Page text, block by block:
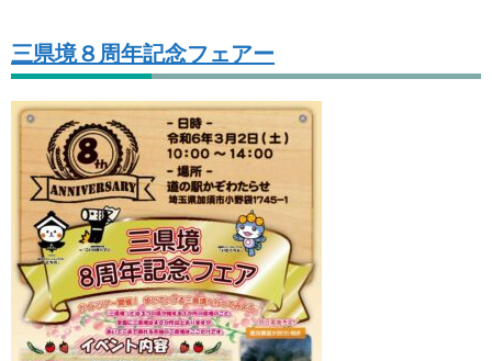
三県境８周年記念フェアー